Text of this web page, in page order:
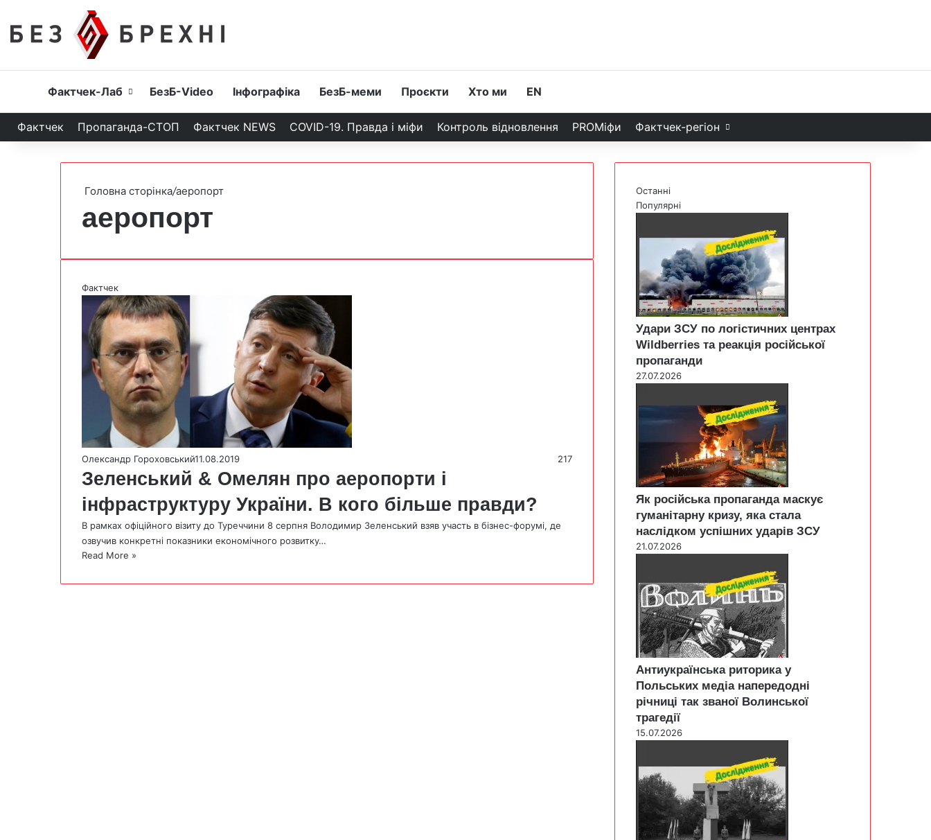
Головна
Фактчек-Лаб БезБ-Video Інфографіка БезБ-меми Проєкти Хто ми EN
Фактчек Пропаганда-СТОП Фактчек NEWS COVID-19. Правда і міфи Контроль відновлення PROМіфи Фактчек-регіон
Головна сторінка/аеропорт
аеропорт
Фактчек
Олександр Гороховський11.08.2019 217
Зеленський & Омелян про аеропорти і
інфраструктуру України. В кого більше правди?
В рамках офіційного візиту до Туреччини 8 серпня Володимир Зеленський взяв участь в бізнес-форумі, де
озвучив конкретні показники економічного розвитку…
Read More »
Останні
Популярні
Удари ЗСУ по логістичних центрах
Wildberries та реакція російської
пропаганди
27.07.2026
Як російська пропаганда маскує
гуманітарну кризу, яка стала
наслідком успішних ударів ЗСУ
21.07.2026
Антиукраїнська риторика у
Польських медіа напередодні
річниці так званої Волинської
трагедії
15.07.2026